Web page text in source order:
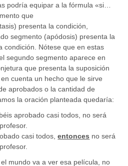
podría equipar a la fórmula «si…
que
presenta la condición,
segmento (apódosis) presenta la
condición. Nótese que en estas
segundo segmento aparece en
que presenta la suposición
cuenta un hecho que le sirve
aprobados o la cantidad de
la oración planteada quedaría:
aprobado casi todos, no será
casi todos,entonces no será
mundo va a ver esa película, no